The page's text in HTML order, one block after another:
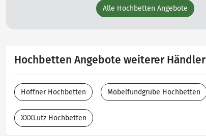
Alle Hochbetten Angebote
Hochbetten Angebote weiterer Händler
Höffner Hochbetten Möbelfundgrube Hochbetten
XXXLutz Hochbetten